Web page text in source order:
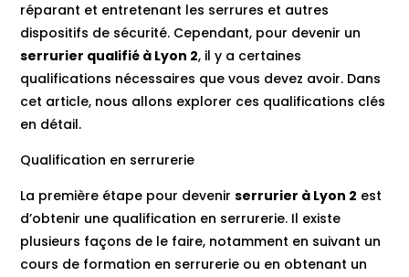
réparant et entretenant les serrures et autres
dispositifs de sécurité. Cependant, pour devenir un
serrurier qualifié à Lyon 2, il y a certaines
qualifications nécessaires que vous devez avoir. Dans
cet article, nous allons explorer ces qualifications clés
en détail.
Qualification en serrurerie
La première étape pour devenirserrurier à Lyon 2 est
d’obtenir une qualification en serrurerie. Il existe
plusieurs façons de le faire, notamment en suivant un
cours de formation en serrurerie ou en obtenant un